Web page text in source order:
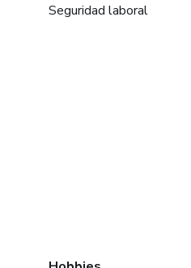
Seguridad laboral